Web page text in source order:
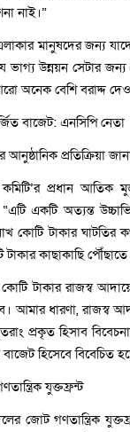
নাই।”
মানুষদের জন্য
ভাগ্য উন্নয়ন সেটার
অনেক বেশি বরাদ্দ
বাজেট: এনসিপি নেতা
আনুষ্ঠানিক প্রতিক্রিয়া
প্রধান আতিক
একটি অত্যন্ত
কোটি টাকার ঘাটতির
কাছাকাছি পৌঁছাতে
টাকার রাজস্ব
আমার ধারণা, রাজস্ব
প্রকৃত হিসাব
হিসেবে বিবেচিত
যুক্তফ্রন্ট
জোট গণতান্ত্রিক